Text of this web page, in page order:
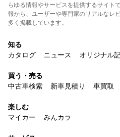
らゆる情報やサービスを提供するサイト
報から、ユーザーや専門家のリアルなレ
多く掲載しています。
知る
カタログ
ニュース オリジナル
買う・売る
中古車検索
新車見積り 車買取
楽しむ
マイカー
みんカラ